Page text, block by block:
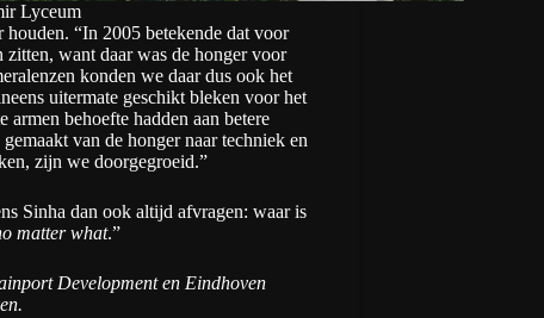
Lyceum
“In 2005 betekende dat voor
want daar was de honger voor
konden we daar dus ook het
uitermate geschikt bleken voor het
behoefte hadden aan betere
van de honger naar techniek en
zijn we doorgegroeid.”
Sinha dan ook altijd afvragen: waar is
matter what.”
Developmenten Eindhoven